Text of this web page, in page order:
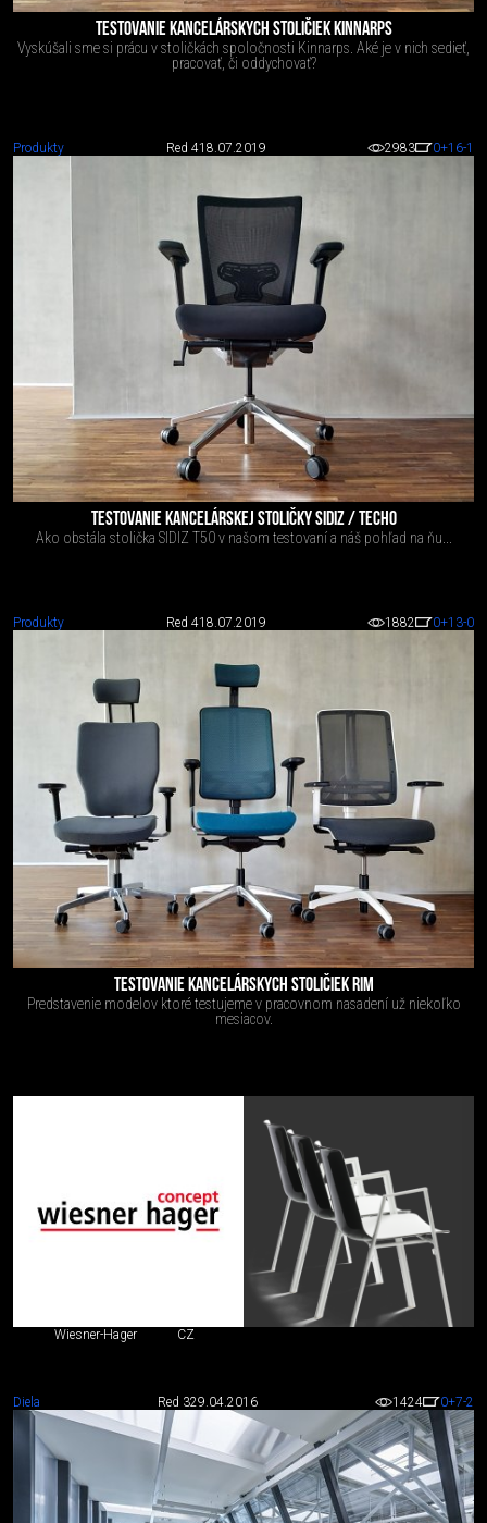
TESTOVANIE KANCELÁRSKYCH STOLIČIEK KINNARPS
Vyskúšali sme si prácu v stoličkách spoločnosti Kinnarps. Aké je v nich sedieť,
pracovať, či oddychovať?
Produkty Red 418.07.2019 2983 0+16-1
TESTOVANIE KANCELÁRSKEJ STOLIČKY SIDIZ / TECHO
Ako obstála stolička SIDIZ T50 v našom testovaní a náš pohľad na ňu...
Produkty Red 418.07.2019 1882 0+13-0
TESTOVANIE KANCELÁRSKYCH STOLIČIEK RIM
Predstavenie modelov ktoré testujeme v pracovnom nasadení už niekoľko
mesiacov.
Wiesner-Hager CZ
Diela Red 329.04.2016 1424 0+7-2